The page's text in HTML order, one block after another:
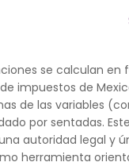
se calculan en
impuestos de
de las variables
por sentadas.
autoridad legal y
herramienta